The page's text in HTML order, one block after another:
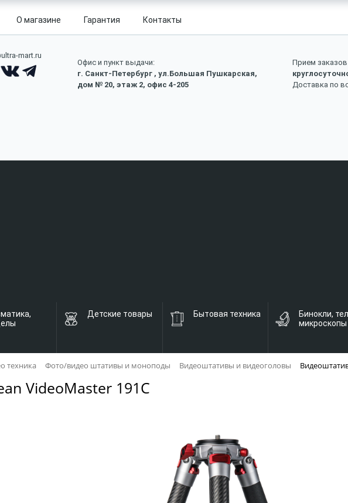
О магазине Гарантия Контакты
mart.ru
Офис и пункт выдачи:
г. Санкт-Петербург , ул.Большая Пушкарская,
дом № 20, этаж 2, офис 4-205
Прием заказов
Доставка по
Детские товары Бытовая техника
Бинокли,
микроскопы
техника Фото/видео штативы и моноподы Видеоштативы и видеоголовы
VideoMaster 191C